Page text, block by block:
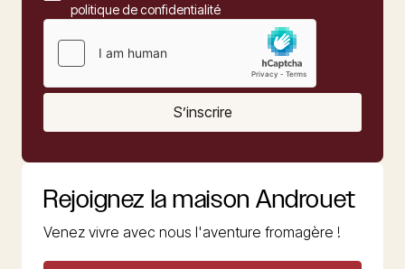
politique de confidentialité
S’inscrire
Rejoignez la maison Androuet
Venez vivre avec nous l'aventure fromagère !